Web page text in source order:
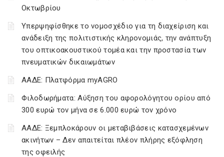
Οκτωβρίου
Υπερψηφίσθηκε το νομοσχέδιο για τη διαχείριση και
ανάδειξη της πολιτιστικής κληρονομιάς, την ανάπτυξη
του οπτικοακουστικού τομέα και την προστασία των
πνευματικών δικαιωμάτων
ΑΑΔΕ: Πλατφόρμα myAGRO
Φιλοδωρήματα: Αύξηση του αφορολόγητου ορίου από
300 ευρώ τον μήνα σε 6.000 ευρώ τον χρόνο
ΑΑΔΕ: Ξεμπλοκάρουν οι μεταβιβάσεις κατασχεμένων
ακινήτων – Δεν απαιτείται πλέον πλήρης εξόφληση
της οφειλής